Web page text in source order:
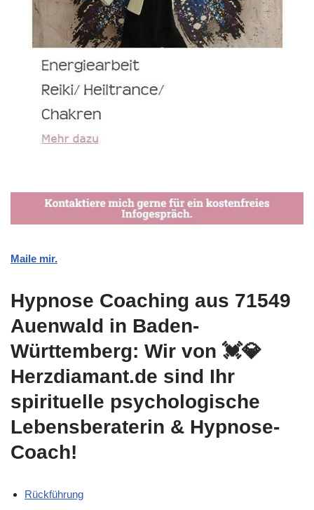
Maile mir.
Hypnose Coaching aus 71549
Auenwald in Baden-
Württemberg: Wir von 💓️💎
Herzdiamant.de sind Ihr
spirituelle psychologische
Lebensberaterin & Hypnose-
Coach!
Rückführung